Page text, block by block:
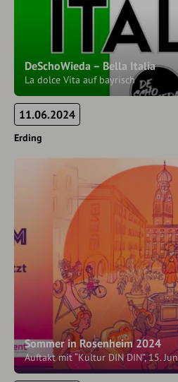
DeSchoWieda – Bella Italia
La dolce Vita auf bayrisch
11.06.2024
Erding
Sommer in Rosenheim 2024
Auftakt mit “Kultur DIN DIN”, 15.